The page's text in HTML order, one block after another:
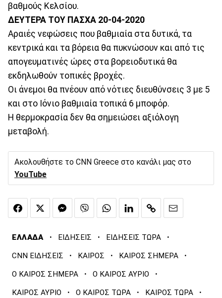
βαθμούς Κελσίου.
ΔΕΥΤΕΡΑ ΤΟΥ ΠΑΣΧΑ 20-04-2020
Αραιές νεφώσεις που βαθμιαία στα δυτικά, τα
κεντρικά και τα βόρεια θα πυκνώσουν και από τις
απογευματινές ώρες στα βορειοδυτικά θα
εκδηλωθούν τοπικές βροχές.
Οι άνεμοι θα πνέουν από νότιες διευθύνσεις 3 με 5
και στο Ιόνιο βαθμιαία τοπικά 6 μποφόρ.
Η θερμοκρασία δεν θα σημειώσει αξιόλογη
μεταβολή.
Ακολουθήστε το CNN Greece στο κανάλι μας στο
YouTube
ΕΛΛΑΔΑ · ΕΙΔΗΣΕΙΣ · ΕΙΔΗΣΕΙΣ ΤΩΡΑ ·
CNN ΕΙΔΗΣΕΙΣ · ΚΑΙΡΟΣ · ΚΑΙΡΟΣ ΣΗΜΕΡΑ ·
Ο ΚΑΙΡΟΣ ΣΗΜΕΡΑ · Ο ΚΑΙΡΟΣ ΑΥΡΙΟ ·
ΚΑΙΡΟΣ ΑΥΡΙΟ · Ο ΚΑΙΡΟΣ ΤΩΡΑ · ΚΑΙΡΟΣ ΤΩΡΑ ·